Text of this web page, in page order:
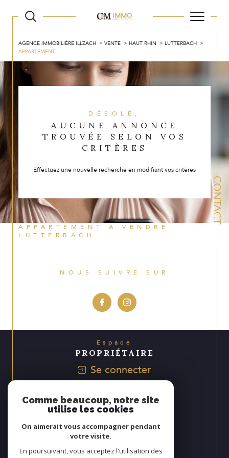
CONTACT
AGENCE IMMOBILIÈRE ILLZACH VENTE HAUT RHIN
LUTTERBACH
APPARTEMENT
DÉSOLÉ,
AUCUNE ANNONCE
TROUVÉE SELON VOS
CRITÈRES
Effectuez une nouvelle recherche en modifiant vos critères
APPARTEMENT À VENDRE
LUTTERBACH
NOUS SUIVRE SUR
Espace
PROPRIÉTAIRE
Se connecter
CLIENTS
ADHÉRONS
Comme beaucoup, notre site
utilise les cookies
On aimerait vous accompagner pendant
votre visite.
En poursuivant, vous acceptez l'utilisation des